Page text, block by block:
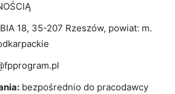
18, 35-207 Rzeszów, powiat: m.
bezpośrednio do pracodawcy